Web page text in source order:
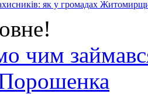
чим
Порошенка